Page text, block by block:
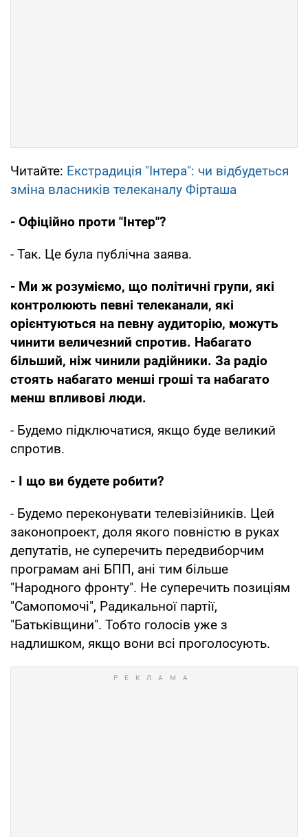
Читайте: Екстрадиція "Інтера": чи відбудеться
зміна власників телеканалу Фірташа
- Офіційно проти "Інтер"?
- Так. Це була публічна заява.
- Ми ж розуміємо, що політичні групи, які
контролюють певні телеканали, які
орієнтуються на певну аудиторію, можуть
чинити величезний спротив. Набагато
більший, ніж чинили радійники. За радіо
стоять набагато менші гроші та набагато
менш впливові люди.
- Будемо підключатися, якщо буде великий
спротив.
- І що ви будете робити?
- Будемо переконувати телевізійників. Цей
законопроект, доля якого повністю в руках
депутатів, не суперечить передвиборчим
програмам ані БПП, ані тим більше
"Народного фронту". Не суперечить позиціям
"Самопомочі", Радикальної партії,
"Батьківщини". Тобто голосів уже з
надлишком, якщо вони всі проголосують.